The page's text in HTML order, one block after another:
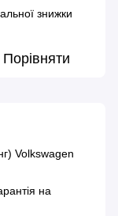
знижки
Порівняти
Volkswagen
на